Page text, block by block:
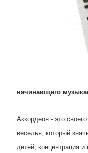
начинающего
Аккордеон - это
веселья, который
детей, концентрация